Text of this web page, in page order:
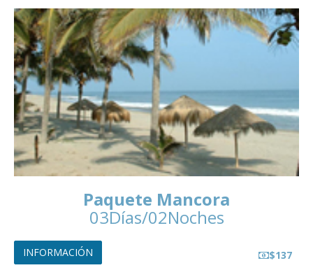
Paquete Mancora
03Días/02Noches
$137
INFORMACIÓN